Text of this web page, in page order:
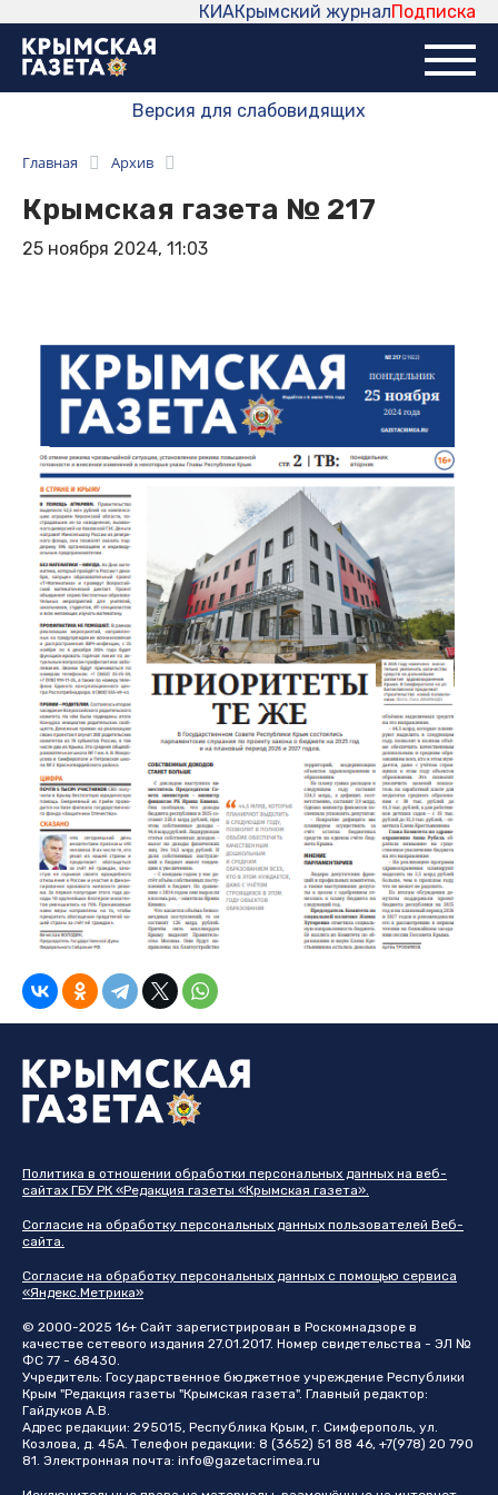
Подписка
Крымский журнал
КИА
Версия для слабовидящих
Главная Архив
Крымская газета № 217
25 ноября 2024, 11:03
Политика в отношении обработки персональных данных на веб-
сайтах ГБУ РК «Редакция газеты «Крымская газета».
Согласие на обработку персональных данных пользователей Веб-
сайта.
Согласие на обработку персональных данных с помощью сервиса
«Яндекс.Метрика»
© 2000-2025 16+ Сайт зарегистрирован в Роскомнадзоре в
качестве сетевого издания 27.01.2017. Номер свидетельства - ЭЛ №
ФС 77 - 68430.
Учредитель: Государственное бюджетное учреждение Республики
Крым "Редакция газеты "Крымская газета". Главный редактор:
Гайдуков А.В.
Адрес редакции: 295015, Республика Крым, г. Симферополь, ул.
Козлова, д. 45А. Телефон редакции: 8 (3652) 51 88 46, +7(978) 20 790
81. Электронная почта: info@gazetacrimea.ru